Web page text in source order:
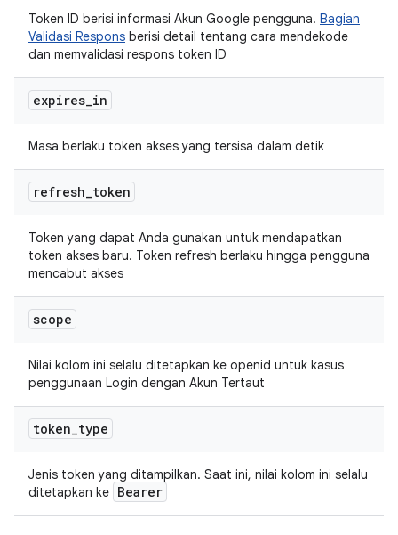
Token ID berisi informasi Akun Google pengguna. Bagian
Validasi Respons berisi detail tentang cara mendekode
dan memvalidasi respons token ID
expires_in
Masa berlaku token akses yang tersisa dalam detik
refresh_token
Token yang dapat Anda gunakan untuk mendapatkan
token akses baru. Token refresh berlaku hingga pengguna
mencabut akses
scope
Nilai kolom ini selalu ditetapkan ke openid untuk kasus
penggunaan Login dengan Akun Tertaut
token_type
Jenis token yang ditampilkan. Saat ini, nilai kolom ini selalu
ditetapkan ke Bearer